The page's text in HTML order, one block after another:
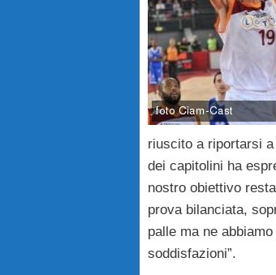
riuscito a riportarsi
dei capitolini ha
nostro obiettivo
prova bilanciata,
palle ma ne
soddisfazioni”.